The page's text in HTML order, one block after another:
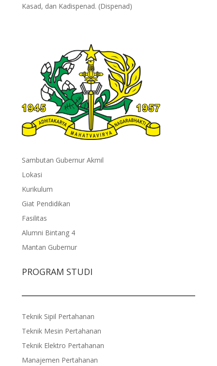
Kasad, dan Kadispenad. (Dispenad)
Sambutan Gubernur Akmil
Lokasi
Kurikulum
Giat Pendidikan
Fasilitas
Alumni Bintang 4
Mantan Gubernur
PROGRAM STUDI
Teknik Sipil Pertahanan
Teknik Mesin Pertahanan
Teknik Elektro Pertahanan
Manajemen Pertahanan